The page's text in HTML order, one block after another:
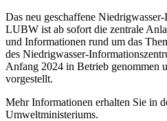
Das neu geschaffene
LUBW ist ab sofort die zentrale
und Informationen rund um das
des Niedrigwasser-
Anfang 2024 in Betrieb genommen
vorgestellt.
Mehr Informationen erhalten Sie in
Umweltministeriums.